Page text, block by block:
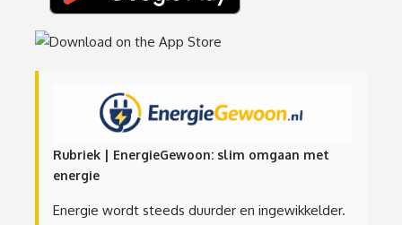
Rubriek | EnergieGewoon: slim omgaan met
energie
Energie wordt steeds duurder en ingewikkelder.